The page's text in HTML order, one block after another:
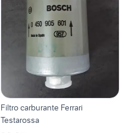
Filtro carburante Ferrari
Testarossa